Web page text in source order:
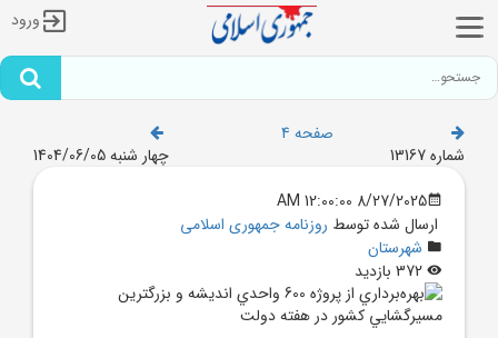
ورود
صفحه 4
شماره 13167
چهار شنبه 1404/06/05
8/27/2025 12:00:00 AM
ارسال شده توسط روزنامه جمهوری اسلامی
شهرستان